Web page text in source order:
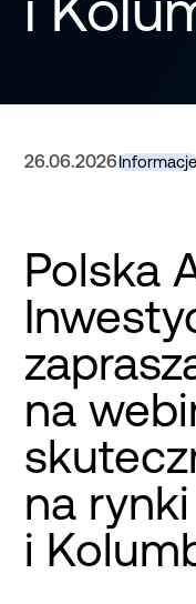
26.06.2026
Polska
na
na
i